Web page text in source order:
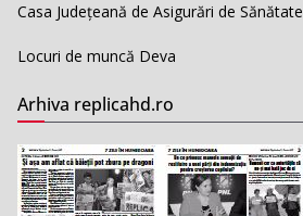
Casa Județeană de Asigurări de Sănătate
Locuri de muncă Deva
Arhiva replicahd.ro